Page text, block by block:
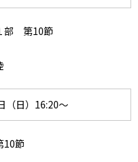
部 第10節
（日）16:20～
10節